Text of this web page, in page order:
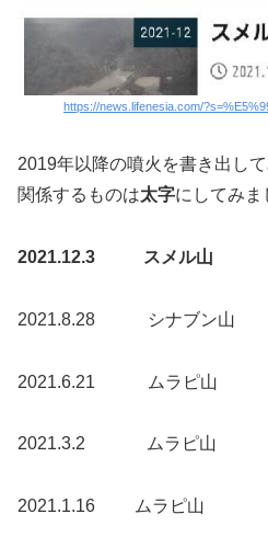
https://news.lifenesia.com/
2019年以降の噴火を書き出し
関係するものは太字にしてみま
2021.12.3 スメル山
2021.8.28 シナブン山
2021.6.21 ムラピ山
2021.3.2 ムラピ山
2021.1.16 ムラピ山